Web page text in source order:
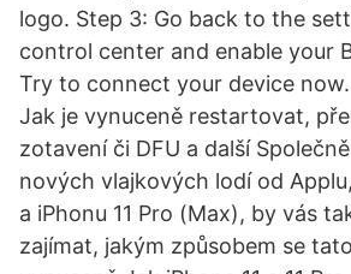
logo. Step 3: Go back to the
control center and enable your
Try to connect your device now.
Jak je vynuceně restartovat,
zotavení či DFU a další
nových vlajkových lodí od
a iPhonu 11 Pro (Max), by vás
zajímat, jakým způsobem se